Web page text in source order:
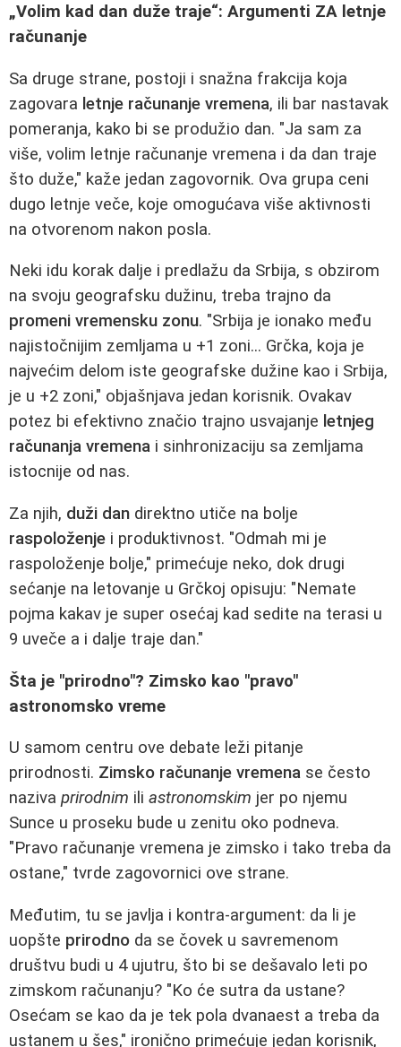
„Volim kad dan duže traje“: Argumenti ZA letnje
računanje
Sa druge strane, postoji i snažna frakcija koja
zagovara letnje računanje vremena, ili bar nastavak
pomeranja, kako bi se produžio dan. "Ja sam za
više, volim letnje računanje vremena i da dan traje
što duže," kaže jedan zagovornik. Ova grupa ceni
dugo letnje veče, koje omogućava više aktivnosti
na otvorenom nakon posla.
Neki idu korak dalje i predlažu da Srbija, s obzirom
na svoju geografsku dužinu, treba trajno da
promeni vremensku zonu. "Srbija je ionako među
najistočnijim zemljama u +1 zoni... Grčka, koja je
najvećim delom iste geografske dužine kao i Srbija,
je u +2 zoni," objašnjava jedan korisnik. Ovakav
potez bi efektivno značio trajno usvajanje letnjeg
računanja vremena i sinhronizaciju sa zemljama
istocnije od nas.
Za njih, duži dan direktno utiče na bolje
raspoloženje i produktivnost. "Odmah mi je
raspoloženje bolje," primećuje neko, dok drugi
sećanje na letovanje u Grčkoj opisuju: "Nemate
pojma kakav je super osećaj kad sedite na terasi u
9 uveče a i dalje traje dan."
Šta je "prirodno"? Zimsko kao "pravo"
astronomsko vreme
U samom centru ove debate leži pitanje
prirodnosti. Zimsko računanje vremena se često
naziva prirodnim ili astronomskim jer po njemu
Sunce u proseku bude u zenitu oko podneva.
"Pravo računanje vremena je zimsko i tako treba da
ostane," tvrde zagovornici ove strane.
Međutim, tu se javlja i kontra-argument: da li je
uopšte prirodno da se čovek u savremenom
društvu budi u 4 ujutru, što bi se dešavalo leti po
zimskom računanju? "Ko će sutra da ustane?
Osećam se kao da je tek pola dvanaest a treba da
ustanem u šes," ironično primećuje jedan korisnik,